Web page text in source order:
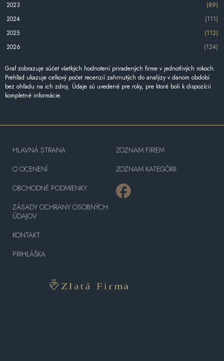
2023
(89)
2024
(111)
2025
(112)
2026
(124)
Graf zobrazuje súčet všetkých hodnotení priradených firme v jednotlivých rokoch.
Prehľad ukazuje celkový počet recenzií zahrnutých do analýzy v danom období
bez ohľadu na ich zdroj. Údaje sú uvedené pre roky, pre ktoré boli k dispozícii
kompletné informácie.
HLAVNÁ STRANA
O OCENENÍ
OBCHODNÉ PODMIENKY
ZÁSADY OCHRANY OSOBNÝCH
ÚDAJOV
KONTAKT
PRIHLÁŠKA
ZOZNAM FIRIEM
ZOZNAM KATEGÓRII